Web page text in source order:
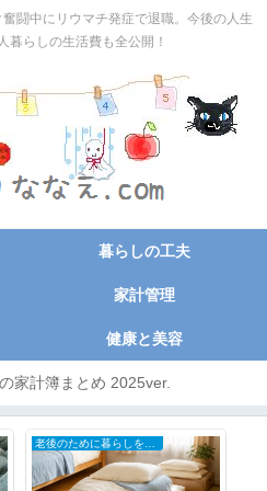
闘中にリウマチ発症で退職。今後の人生
暮らしの生活費も全公開！
暮らしの工夫
家計管理
健康と美容
家計簿まとめ 2025ver.